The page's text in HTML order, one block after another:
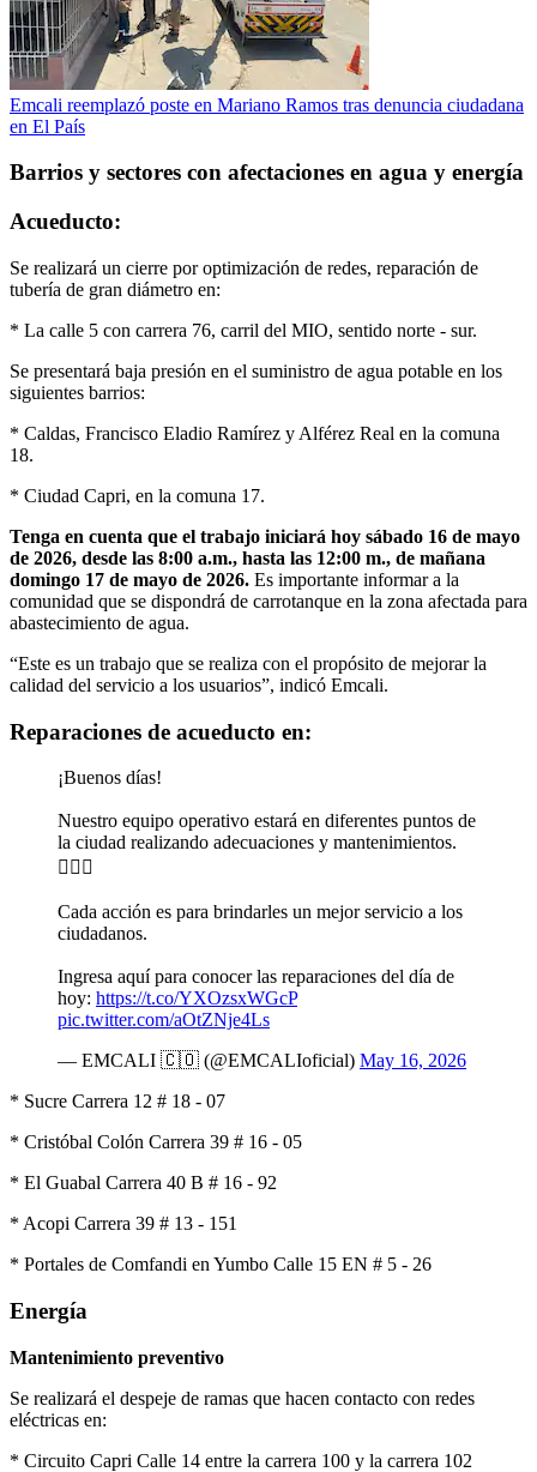
Emcali reemplazó poste en Mariano Ramos tras denuncia ciudadana
en El País
Barrios y sectores con afectaciones en agua y energía
Acueducto:
Se realizará un cierre por optimización de redes, reparación de
tubería de gran diámetro en:
* La calle 5 con carrera 76, carril del MIO, sentido norte - sur.
Se presentará baja presión en el suministro de agua potable en los
siguientes barrios:
* Caldas, Francisco Eladio Ramírez y Alférez Real en la comuna
18.
* Ciudad Capri, en la comuna 17.
Tenga en cuenta que el trabajo iniciará hoy sábado 16 de mayo
de 2026, desde las 8:00 a.m., hasta las 12:00 m., de mañana
domingo 17 de mayo de 2026. Es importante informar a la
comunidad que se dispondrá de carrotanque en la zona afectada para
abastecimiento de agua.
“Este es un trabajo que se realiza con el propósito de mejorar la
calidad del servicio a los usuarios”, indicó Emcali.
Reparaciones de acueducto en:
¡Buenos días!
Nuestro equipo operativo estará en diferentes puntos de
la ciudad realizando adecuaciones y mantenimientos.
👷🏼‍♂️
Cada acción es para brindarles un mejor servicio a los
ciudadanos.
Ingresa aquí para conocer las reparaciones del día de
hoy: https://t.co/YXOzsxWGcP
pic.twitter.com/aOtZNje4Ls
— EMCALI 🇨🇴 (@EMCALIoficial) May 16, 2026
* Sucre Carrera 12 # 18 - 07
* Cristóbal Colón Carrera 39 # 16 - 05
* El Guabal Carrera 40 B # 16 - 92
* Acopi Carrera 39 # 13 - 151
* Portales de Comfandi en Yumbo Calle 15 EN # 5 - 26
Energía
Mantenimiento preventivo
Se realizará el despeje de ramas que hacen contacto con redes
eléctricas en:
* Circuito Capri Calle 14 entre la carrera 100 y la carrera 102